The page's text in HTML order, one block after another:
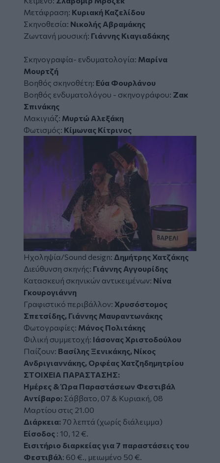
Μετάφραση: Κυριακή Καζελίδου
Σκηνοθεσία: Νικολής Αβραμάκης
Ζωντανή μουσική: Γιάννης Κιαγιαδάκης
Σκηνογραφία- ενδυματολογία: Μαρίνα
Μουρτζή
Βοηθός σκηνοθέτη: Εύα Φουρλάνου
Βοηθός ενδυματολόγου - σκηνογράφου: Ζακ
Σπινάκης
Μακιγιάζ: Μυρτώ Αλεξάκη
Φωτισμός: Κίμωνας Κίτρινος
Ηχοληψία/Sound design: Δημήτρης Χατζάκης
Διεύθυνση σκηνής: Γιάννης Αγγουρίδης
Κατασκευή σκηνικών αντικειμένων: Νίνα
Γκουρογιάννη
Γραφιστικό περιβάλλον: Χρυσόστομος
Σπετσίδης, Γιάννης Μαυραντωνάκης
Φωτογραφίες: Μάνος Πολιτάκης
Φιλική συμμετοχή: Ιάσονας Χριστοδούλου
Παίζουν: Βασίλης Ξενικάκης, Νίκος
Ανδριγιαννάκης, Ορφέας Χατζηδημητρίου
ΣΤΟΙΧΕΙΑ ΠΑΡΑΣΤΑΣΗΣ:
Ημέρες & Ώρα Παραστάσεων Φεστιβάλ
Αντίβαρο: Σάββατο, 07 & Κυριακή, 08
Μαρτίου στις 21.00
Διάρκεια: 70 λεπτά (χωρίς διάλειμμα)
Είσοδος : 10, 12 €.
Εισιτήριο διαρκείας για 7 παραστάσεις του
Φεστιβάλ: 60 €., μειωμένο 50 €.